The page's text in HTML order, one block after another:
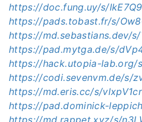
https://doc.fung.uy/s/
https://pads.tobast.fr/s/
https://md.sebastians.dev/s/
https://pad.mytga.de/s/
https://hack.utopia-lab.org/
https://codi.sevenvm.de/s/
https://md.eris.cc/s/
https://pad.dominick-
https://md.rappet.xyz/s/